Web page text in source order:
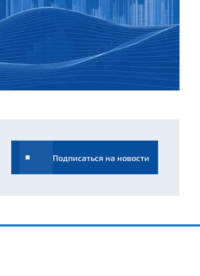
Подписаться на новости